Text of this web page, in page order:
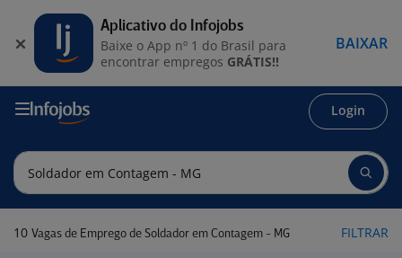
Login
10 Vagas de Emprego de Soldador em Contagem - MG FILTRAR
Aplicativo do Infojobs
Baixe o App nº 1 do Brasil para
encontrar empregos GRÁTIS!!
BAIXAR